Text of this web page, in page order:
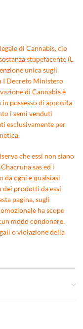
di Cannabis, cio
stupefacente (L.
unica sugli
I Decreto Ministero
di Cannabis è
possesso di apposita
i semi venduti
esclusivamente per
che essi non siano
sas ed i
ogni e qualsiasi
dei prodotti da essi
pagina, sugli
ha scopo
modo condonare,
o violazione della